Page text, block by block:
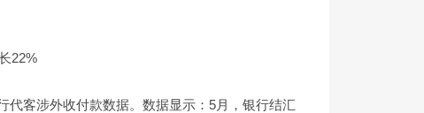
22%
代客涉外收付款数据。数据显示：5月，银行结汇